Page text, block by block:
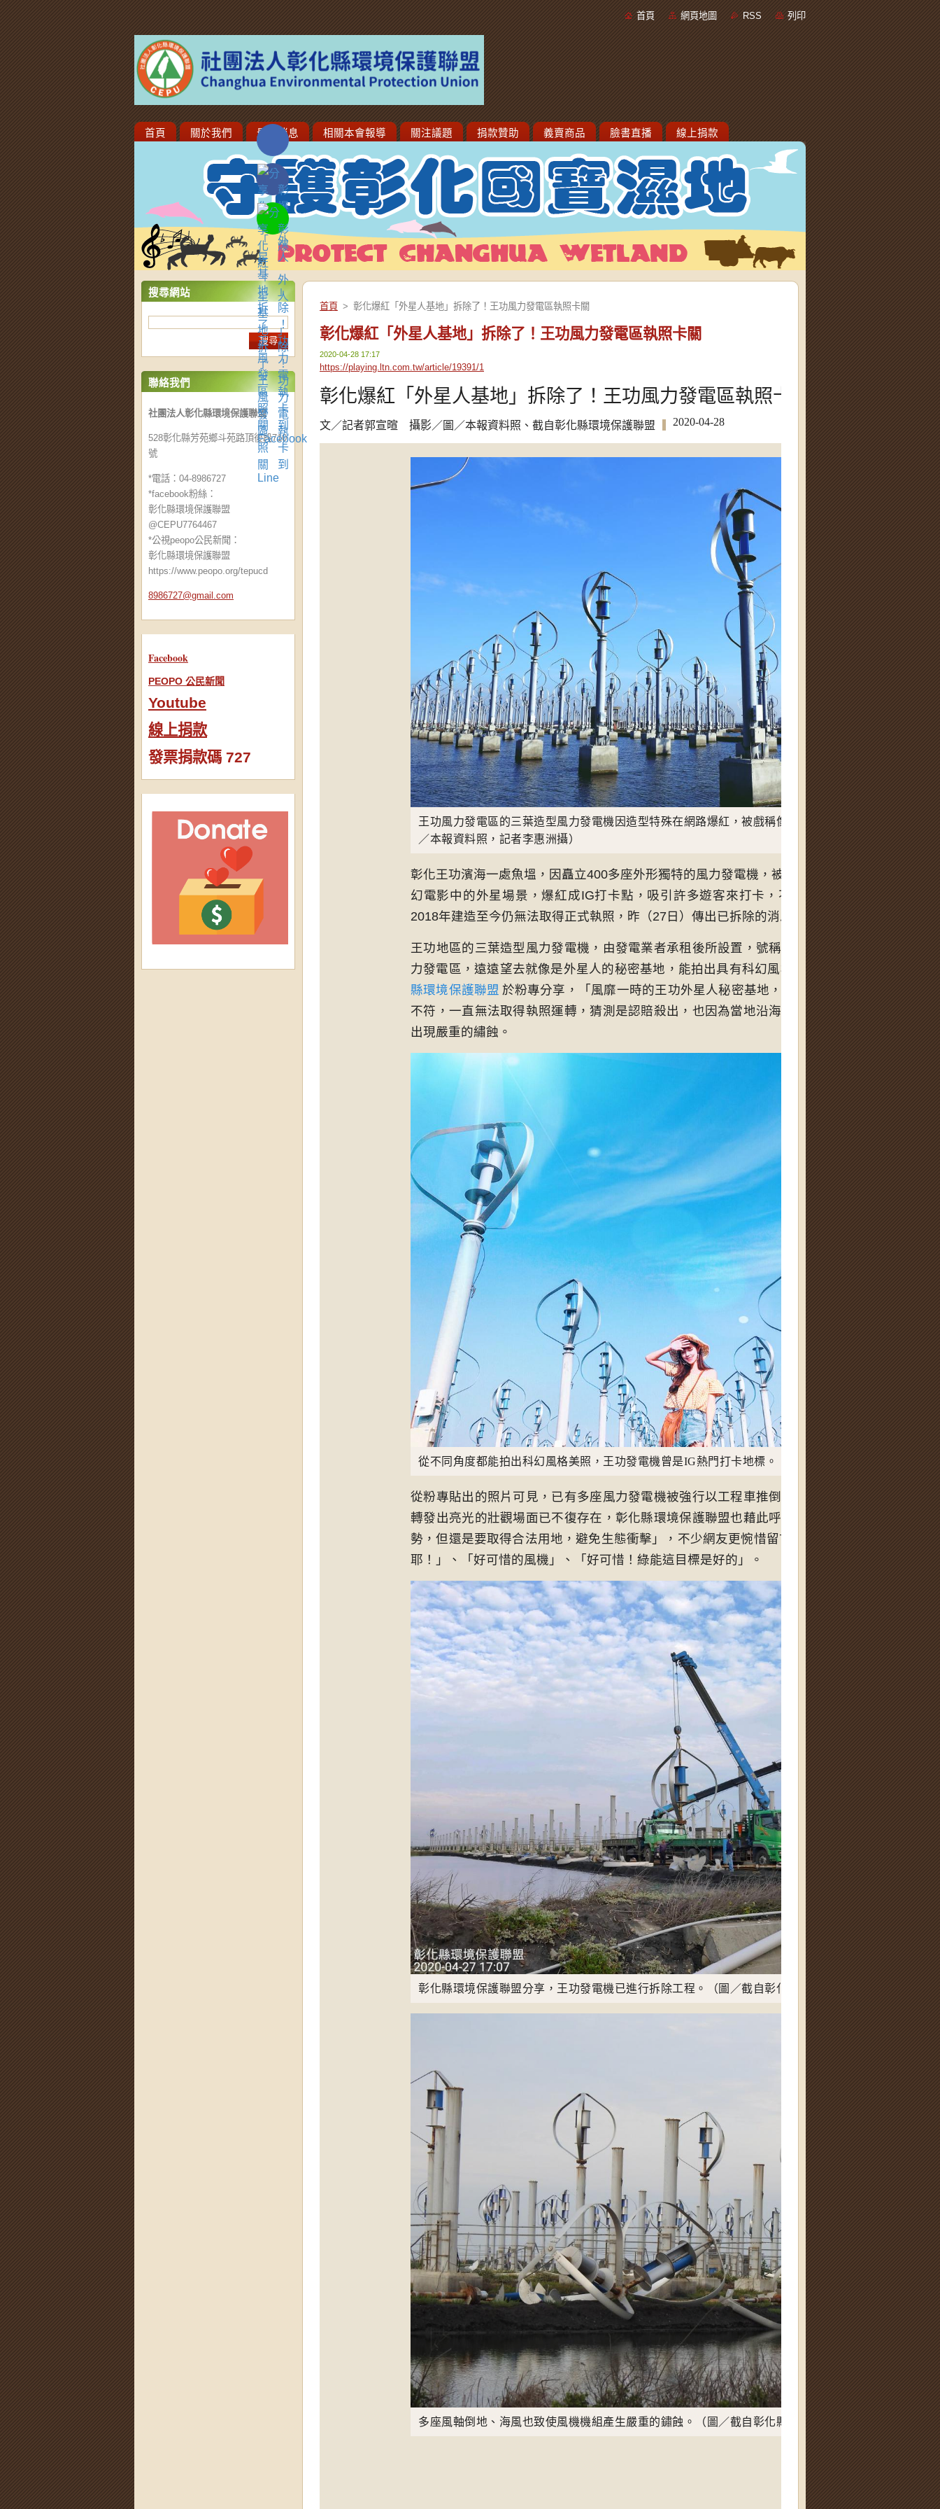
首頁 網頁地圖 RSS 列印
首頁 關於我們 最新消息 相關本會報導 關注議題 捐款贊助 義賣商品 臉書直播 線上捐款
搜尋網站
聯絡我們
社團法人彰化縣環境保護聯盟
528彰化縣芳苑鄉斗苑路頂後段710
號
*電話：04-8986727
*facebook粉絲：
彰化縣環境保護聯盟
@CEPU7764467
*公視peopo公民新聞：
彰化縣環境保護聯盟
https://www.peopo.org/tepucd
8986727@gmail.com
Facebook
PEOPO 公民新聞
Youtube
線上捐款
發票捐款碼 727
首頁 > 彰化爆紅「外星人基地」拆除了！王功風力發電區執照卡關
彰化爆紅「外星人基地」拆除了！王功風力發電區執照卡關
2020-04-28 17:17
https://playing.ltn.com.tw/article/19391/1
彰化爆紅「外星人基地」拆除了！王功風力發電區執照卡關
文／記者郭宣暄 攝影／圖／本報資料照、截自彰化縣環境保護聯盟 2020-04-28
王功風力發電區的三葉造型風力發電機因造型特殊在網路爆紅，被戲稱像是外星人的秘密基地。（圖
／本報資料照，記者李惠洲攝）
彰化王功濱海一處魚塭，因矗立400多座外形獨特的風力發電機，被網友形容是大型打蛋器、科
幻電影中的外星場景，爆紅成IG打卡點，吸引許多遊客來打卡，不過這個「風車小秘境」從
2018年建造至今仍無法取得正式執照，昨（27日）傳出已拆除的消息！
王功地區的三葉造型風力發電機，由發電業者承租後所設置，號稱是彰化第一座大型垂直軸風
力發電區，遠遠望去就像是外星人的秘密基地，能拍出具有科幻風格的美照，沒想到近日
縣環境保護聯盟 於粉專分享，「風靡一時的王功外星人秘密基地，拆除了！」透露業者因地目
不符，一直無法取得執照運轉，猜測是認賠殺出，也因為當地沿海鹽害嚴重，不到三年機組已
出現嚴重的繡蝕。
從不同角度都能拍出科幻風格美照，王功發電機曾是IG熱門打卡地標。（圖／IG@yoyoirisyo提供）
從粉專貼出的照片可見，已有多座風力發電機被強行以工程車推倒在地，風軸葉片以往不斷旋
轉發出亮光的壯觀場面已不復存在，彰化縣環境保護聯盟也藉此呼籲，「綠能雖是未來發展趨
勢，但還是要取得合法用地，避免生態衝擊」，不少網友更惋惜留言：「 我還沒找時間去拍照
耶！」、「好可惜的風機」、「好可惜！綠能這目標是好的」。
彰化縣環境保護聯盟分享，王功發電機已進行拆除工程。（圖／截自彰化縣環境保護聯盟）
多座風軸倒地、海風也致使風機機組產生嚴重的鏽蝕。（圖／截自彰化縣環境保護聯盟）